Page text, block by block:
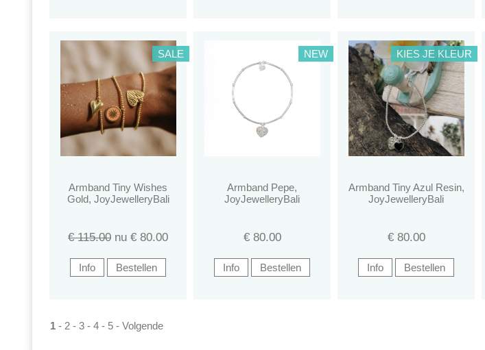
SALE
Armband Tiny Wishes
Gold, JoyJewelleryBali
€ 115.00 nu € 80.00
NEW
Armband Pepe,
JoyJewelleryBali
€ 80.00
KIES JE KLEUR
Armband Tiny Azul Resin,
JoyJewelleryBali
€ 80.00
1 - 2 - 3 - 4 - 5 - Volgende